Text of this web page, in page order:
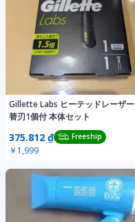
Gillette Labs ヒーテッドレーザー
替刃1個付 本体セット
375.812 ₫ Freeship
￥1,999